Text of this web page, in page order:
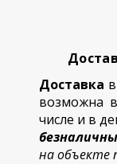
Доставка
возможна
числе и в
на объекте